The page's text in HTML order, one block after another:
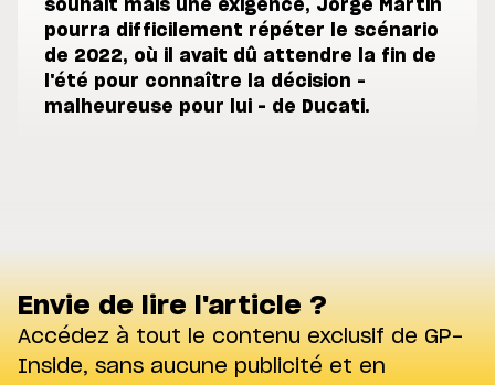
souhait mais une exigence, Jorge Martin
pourra difficilement répéter le scénario
de 2022, où il avait dû attendre la fin de
l'été pour connaître la décision –
malheureuse pour lui – de Ducati.
Envie de lire l'article ?
Accédez à tout le contenu exclusif de GP-
Inside, sans aucune publicité et en